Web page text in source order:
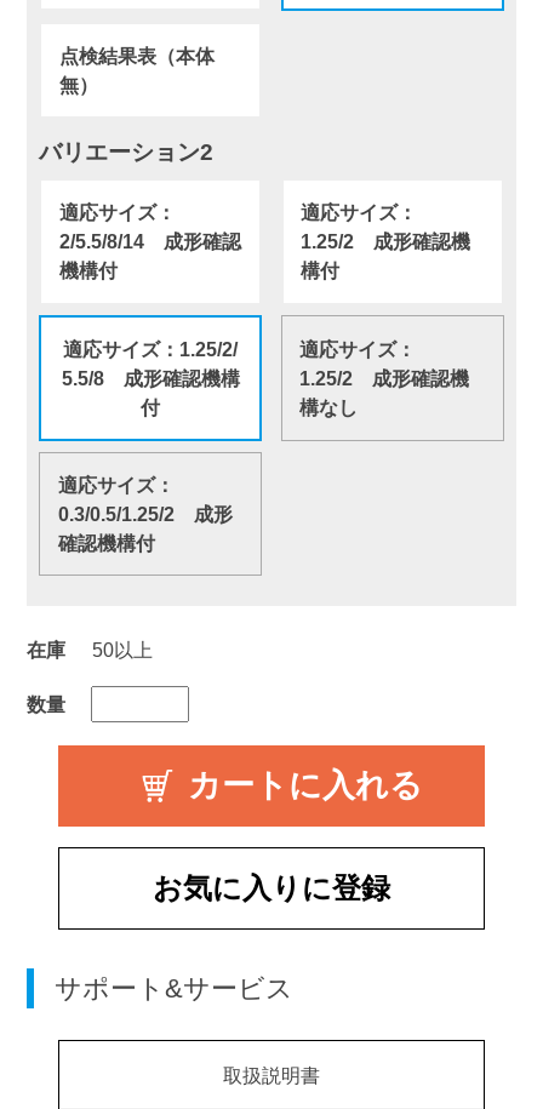
点検結果表（本体
無）
バリエーション2
適応サイズ：
2/5.5/8/14 成形確認
機構付
適応サイズ：
1.25/2 成形確認機
構付
適応サイズ：1.25/2/
5.5/8 成形確認機構
付
適応サイズ：
1.25/2 成形確認機
構なし
適応サイズ：
0.3/0.5/1.25/2 成形
確認機構付
在庫 50以上
数量
お気に入りに登録
サポート&サービス
取扱説明書